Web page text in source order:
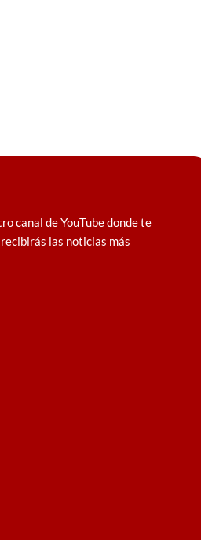
canal de YouTube donde te
las noticias más